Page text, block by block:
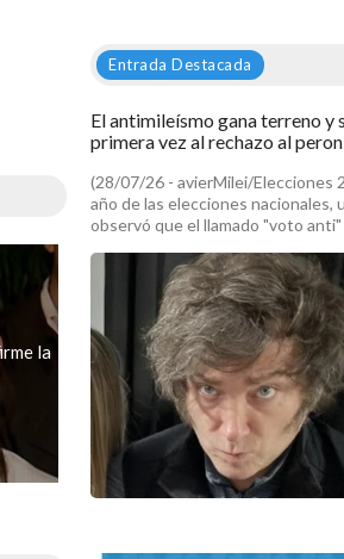
la
Entrada Destacada
El antimileísmo gana terreno y
primera vez al rechazo al
(28/07/26 - avierMilei/Elecciones
año de las elecciones nacionales,
observó que el llamado "voto anti"